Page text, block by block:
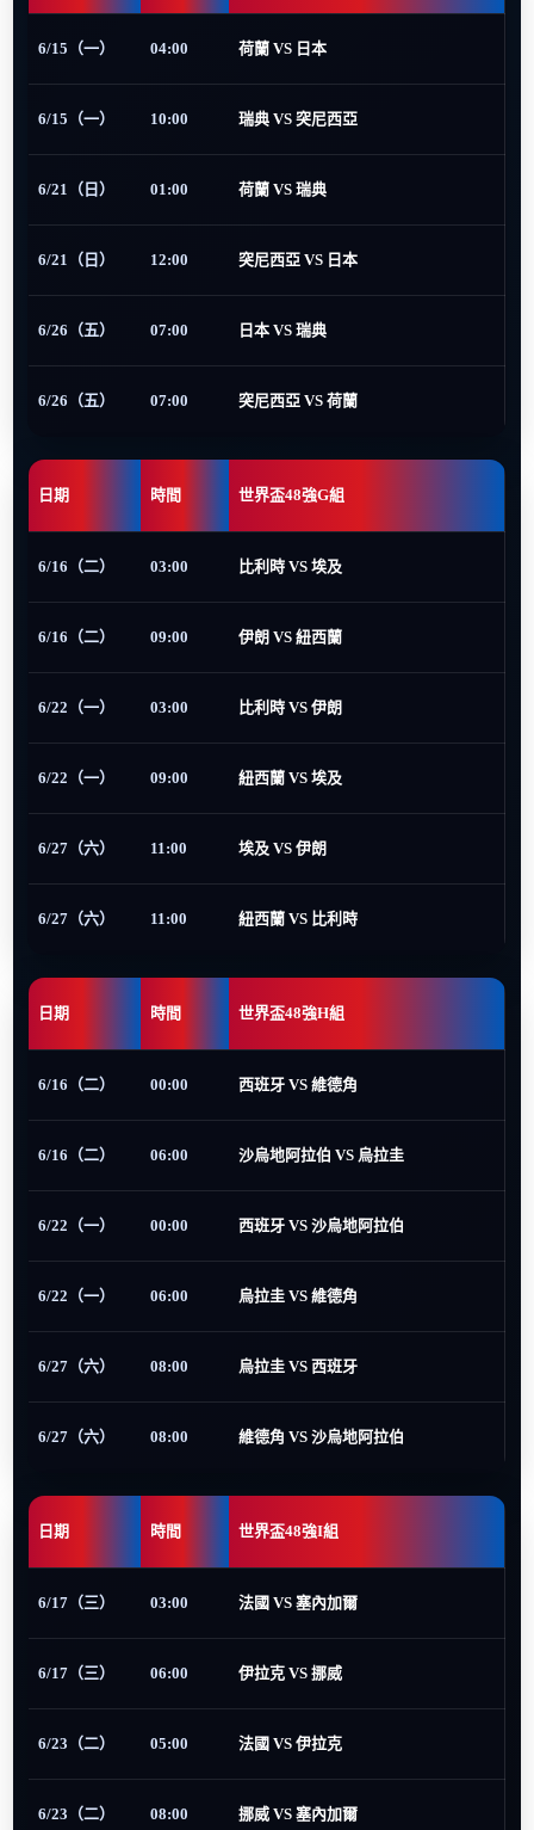
6/15（一） 04:00 荷蘭 VS 日本
6/15（一） 10:00 瑞典 VS 突尼西亞
6/21（日） 01:00 荷蘭 VS 瑞典
6/21（日） 12:00 突尼西亞 VS 日本
6/26（五） 07:00 日本 VS 瑞典
6/26（五） 07:00 突尼西亞 VS 荷蘭
日期 時間 世界盃48強G組
6/16（二） 03:00 比利時 VS 埃及
6/16（二） 09:00 伊朗 VS 紐西蘭
6/22（一） 03:00 比利時 VS 伊朗
6/22（一） 09:00 紐西蘭 VS 埃及
6/27（六） 11:00 埃及 VS 伊朗
6/27（六） 11:00 紐西蘭 VS 比利時
日期 時間 世界盃48強H組
6/16（二） 00:00 西班牙 VS 維德角
6/16（二） 06:00 沙烏地阿拉伯 VS 烏拉圭
6/22（一） 00:00 西班牙 VS 沙烏地阿拉伯
6/22（一） 06:00 烏拉圭 VS 維德角
6/27（六） 08:00 烏拉圭 VS 西班牙
6/27（六） 08:00 維德角 VS 沙烏地阿拉伯
日期 時間 世界盃48強I組
6/17（三） 03:00 法國 VS 塞內加爾
6/17（三） 06:00 伊拉克 VS 挪威
6/23（二） 05:00 法國 VS 伊拉克
6/23（二） 08:00 挪威 VS 塞內加爾